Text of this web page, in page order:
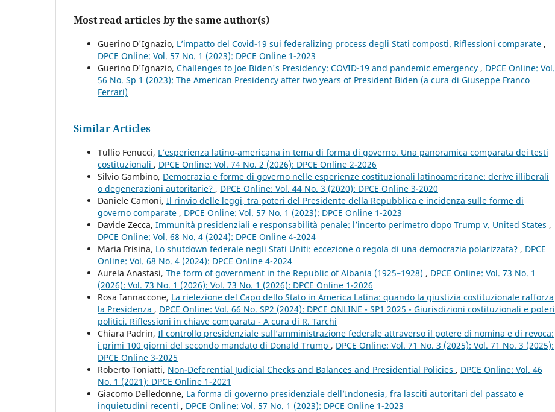
Most read articles by the same author(s)
Guerino D'Ignazio, L’impatto del Covid-19 sui federalizing process degli Stati composti. Riflessioni comparate ,
DPCE Online: Vol. 57 No. 1 (2023): DPCE Online 1-2023
Guerino D'Ignazio, Challenges to Joe Biden's Presidency: COVID-19 and pandemic emergency , DPCE Online: Vol.
56 No. Sp 1 (2023): The American Presidency after two years of President Biden (a cura di Giuseppe Franco
Ferrari)
Similar Articles
Tullio Fenucci, L’esperienza latino-americana in tema di forma di governo. Una panoramica comparata dei testi
costituzionali , DPCE Online: Vol. 74 No. 2 (2026): DPCE Online 2-2026
Silvio Gambino, Democrazia e forme di governo nelle esperienze costituzionali latinoamericane: derive illiberali
o degenerazioni autoritarie? , DPCE Online: Vol. 44 No. 3 (2020): DPCE Online 3-2020
Daniele Camoni, Il rinvio delle leggi, tra poteri del Presidente della Repubblica e incidenza sulle forme di
governo comparate , DPCE Online: Vol. 57 No. 1 (2023): DPCE Online 1-2023
Davide Zecca, Immunità presidenziali e responsabilità penale: l’incerto perimetro dopo Trump v. United States ,
DPCE Online: Vol. 68 No. 4 (2024): DPCE Online 4-2024
Maria Frisina, Lo shutdown federale negli Stati Uniti: eccezione o regola di una democrazia polarizzata? , DPCE
Online: Vol. 68 No. 4 (2024): DPCE Online 4-2024
Aurela Anastasi, The form of government in the Republic of Albania (1925–1928) , DPCE Online: Vol. 73 No. 1
(2026): Vol. 73 No. 1 (2026): Vol. 73 No. 1 (2026): DPCE Online 1-2026
Rosa Iannaccone, La rielezione del Capo dello Stato in America Latina: quando la giustizia costituzionale rafforza
la Presidenza , DPCE Online: Vol. 66 No. SP2 (2024): DPCE ONLINE - SP1 2025 - Giurisdizioni costituzionali e poteri
politici. Riflessioni in chiave comparata - A cura di R. Tarchi
Chiara Padrin, Il controllo presidenziale sull’amministrazione federale attraverso il potere di nomina e di revoca:
i primi 100 giorni del secondo mandato di Donald Trump , DPCE Online: Vol. 71 No. 3 (2025): Vol. 71 No. 3 (2025):
DPCE Online 3-2025
Roberto Toniatti, Non-Deferential Judicial Checks and Balances and Presidential Policies , DPCE Online: Vol. 46
No. 1 (2021): DPCE Online 1-2021
Giacomo Delledonne, La forma di governo presidenziale dell’Indonesia, fra lasciti autoritari del passato e
inquietudini recenti , DPCE Online: Vol. 57 No. 1 (2023): DPCE Online 1-2023